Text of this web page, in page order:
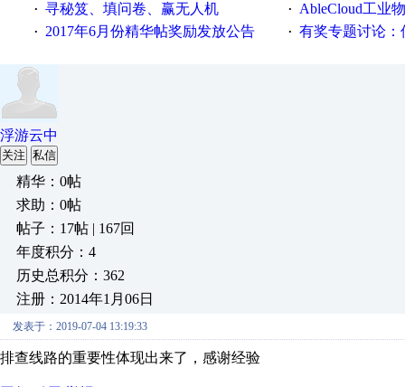
· 寻秘笈、填问卷、赢无人机 · AbleCloud工业物联
· 2017年6月份精华帖奖励发放公告 · 有奖专题讨论：伺服选择
浮游云中
关注 私信
精华：0帖
求助：0帖
帖子：17帖 | 167回
年度积分：4
历史总积分：362
注册：2014年1月06日
发表于：2019-07-04 13:19:33
排查线路的重要性体现出来了，感谢经验